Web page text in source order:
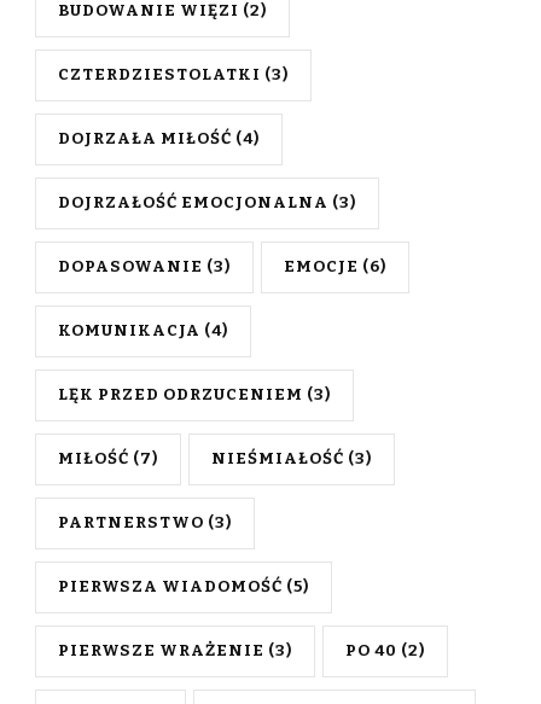
BUDOWANIE WIĘZI (2)
CZTERDZIESTOLATKI (3)
DOJRZAŁA MIŁOŚĆ (4)
DOJRZAŁOŚĆ EMOCJONALNA (3)
DOPASOWANIE (3) EMOCJE (6)
KOMUNIKACJA (4)
LĘK PRZED ODRZUCENIEM (3)
MIŁOŚĆ (7) NIEŚMIAŁOŚĆ (3)
PARTNERSTWO (3)
PIERWSZA WIADOMOŚĆ (5)
PIERWSZE WRAŻENIE (3) PO 40 (2)